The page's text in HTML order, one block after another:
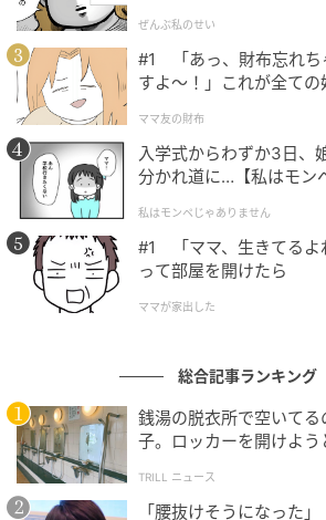
ぜんぶ私のせい
#1 「あっ、財布忘れち
すよ〜！」これが全ての
ママ友の財布
入学式からわずか3日、
分かれ道に…【私はモン
私はモンペじゃありません
#1 「ママ、生きてるよ
って部屋を開けたら
ママが家出した
総合記事ランキング
銭湯の脱衣所で空いて
子。ロッカーを開けよう
中で拍手」
TRILL ニュース
「腰抜けそうになった